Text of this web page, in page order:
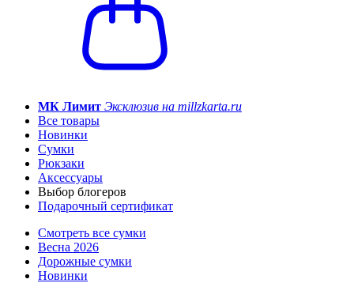
МК Лимит Эксклюзив на millzkarta.ru
Все товары
Новинки
Сумки
Рюкзаки
Аксессуары
Выбор блогеров
Подарочный сертификат
Смотреть все сумки
Весна 2026
Дорожные сумки
Новинки